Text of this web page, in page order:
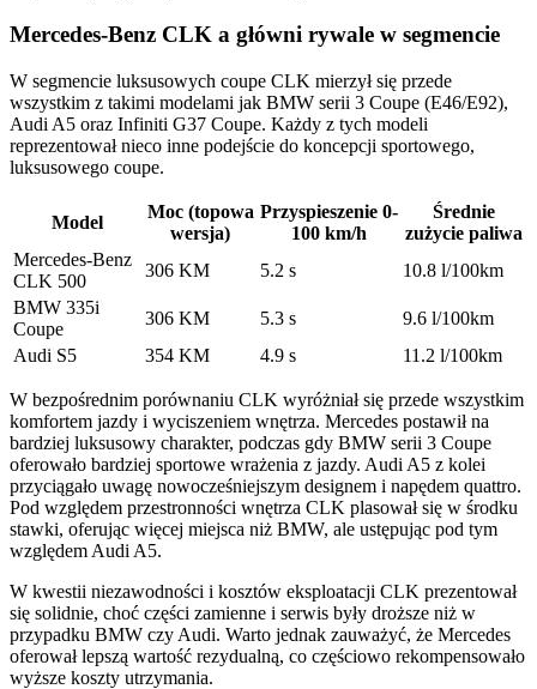
Mercedes-Benz CLK a główni rywale w segmencie
W segmencie luksusowych coupe CLK mierzył się przede
wszystkim z takimi modelami jak BMW serii 3 Coupe (E46/E92),
Audi A5 oraz Infiniti G37 Coupe. Każdy z tych modeli
reprezentował nieco inne podejście do koncepcji sportowego,
luksusowego coupe.
Model
Moc (topowa
wersja)
Przyspieszenie 0-
100 km/h
Średnie
zużycie paliwa
Mercedes-Benz
CLK 500
306 KM 5.2 s
10.8 l/100km
BMW 335i
Coupe
306 KM 5.3 s
9.6 l/100km
Audi S5
354 KM 4.9 s 11.2 l/100km
W bezpośrednim porównaniu CLK wyróżniał się przede wszystkim
komfortem jazdy i wyciszeniem wnętrza. Mercedes postawił na
bardziej luksusowy charakter, podczas gdy BMW serii 3 Coupe
oferowało bardziej sportowe wrażenia z jazdy. Audi A5 z kolei
przyciągało uwagę nowocześniejszym designem i napędem quattro.
Pod względem przestronności wnętrza CLK plasował się w środku
stawki, oferując więcej miejsca niż BMW, ale ustępując pod tym
względem Audi A5.
W kwestii niezawodności i kosztów eksploatacji CLK prezentował
się solidnie, choć części zamienne i serwis były droższe niż w
przypadku BMW czy Audi. Warto jednak zauważyć, że Mercedes
oferował lepszą wartość rezydualną, co częściowo rekompensowało
wyższe koszty utrzymania.